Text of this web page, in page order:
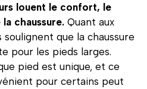
louent le confort, le
chaussure. Quant aux
que la chaussure
pour les pieds larges.
pied est unique, et ce
pour certains peut